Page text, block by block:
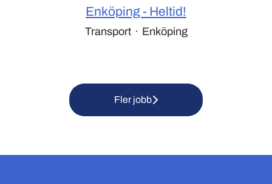
Enköping - Heltid!
Transport · Enköping
Fler jobb